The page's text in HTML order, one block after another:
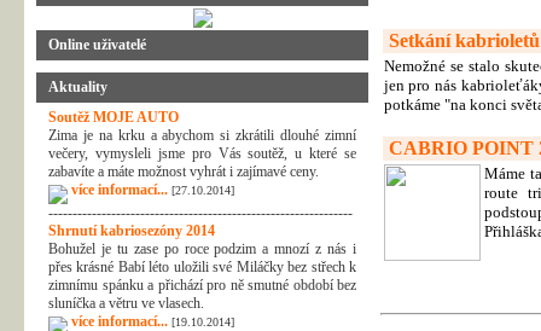
Online uživatelé
Aktuality
Soutěž MOJE AUTO
Zima je na krku a abychom si zkrátili dlouhé zimní
večery, vymysleli jsme pro Vás soutěž, u které se
zabavíte a máte možnost vyhrát i zajímavé ceny.
více informací... [27.10.2014]
---------------------------------------------------------------
Shrnutí kabriosezóny 2014
Bohužel je tu zase po roce podzim a mnozí z nás i
přes krásné Babí léto uložili své Miláčky bez střech k
zimnímu spánku a přichází pro ně smutné období bez
sluníčka a větru ve vlasech.
více informací... [19.10.2014]
Setkání
Nemožné se stalo
jen pro nás
potkáme "na konci
CABRIO POINT
Máme
route